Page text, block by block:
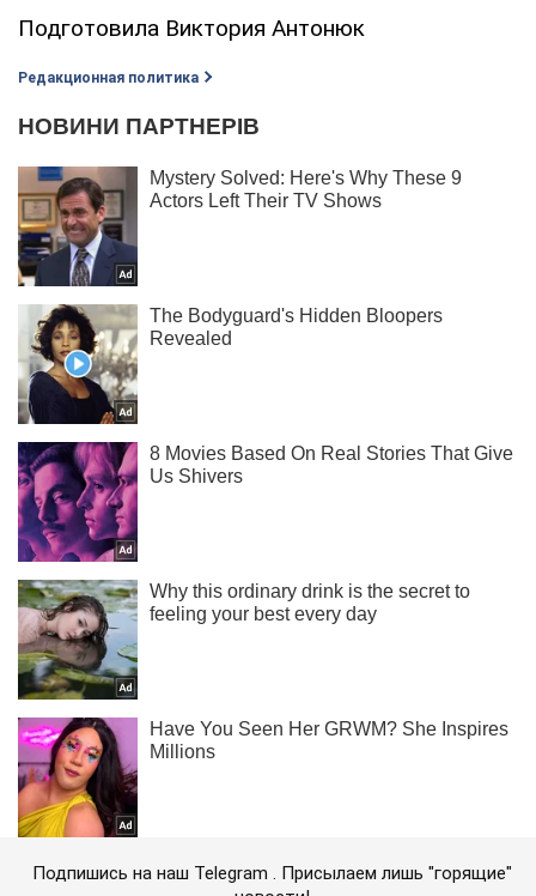
Подготовила Виктория Антонюк
Редакционная политика
Подпишись на наш Telegram . Присылаем лишь "горящие"